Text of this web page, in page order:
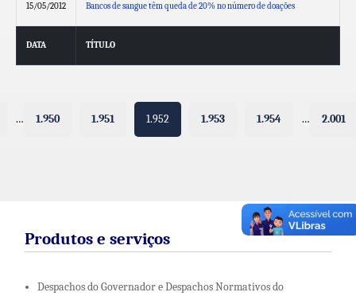
DATA TÍTULO
15/05/2012 Bancos de sangue têm queda de 20% no número de doações
… 1.950 1.951 1.952 1.953 1.954 … 2.001
Produtos e serviços
Despachos do Governador e Despachos Normativos do